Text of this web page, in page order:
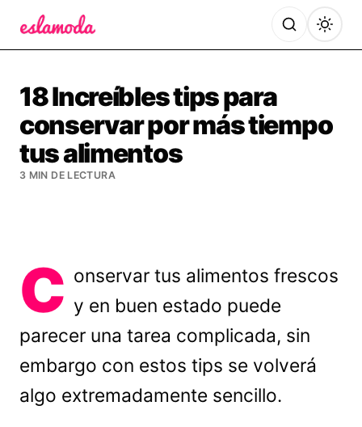
18 Increíbles tips para
conservar por más tiempo
tus alimentos
3 MIN DE LECTURA
C onservar tus alimentos frescos
y en buen estado puede
parecer una tarea complicada, sin
embargo con estos tips se volverá
algo extremadamente sencillo.